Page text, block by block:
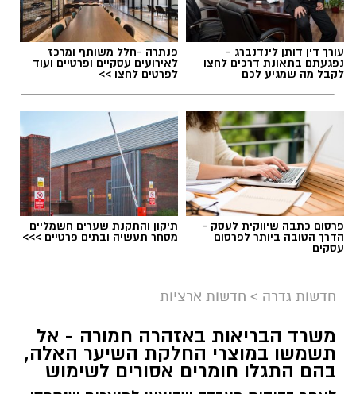
גיוס
במסגרת התפקיד יידרש המועמד להוביל את תחום
מקצועי, לפתח תוכניות חינוכיות, ליצור אירועי תוכן
ופרויקטים ייחודיים ולעבוד מול קהלים מגוונים, תוך
חיבור בין עולם התרבות, החינוך והקהילה.
עורך דין דותן לינדנברג -
נפגעתם בתאונת דרכים לחצו
לקבל מה שמגיע לכם
פנתרה -חלל משותף ומרכז
לאירועים עסקיים ופרטיים ועוד
לפרטים לחצו >>
פרסום כתבה שיווקית לעסק -
הדרך הטובה ביותר לפרסום
עסקים
תיקון והתקנת שערים חשמליים
מסחר תעשיה ובתים פרטיים >>>
חדשות גדרה > חדשות ארציות
משרד הבריאות באזהרה חמורה - אל
תשמשו במוצרי החלקת השיער האלה,
בהם התגלו חומרים אסורים לשימוש